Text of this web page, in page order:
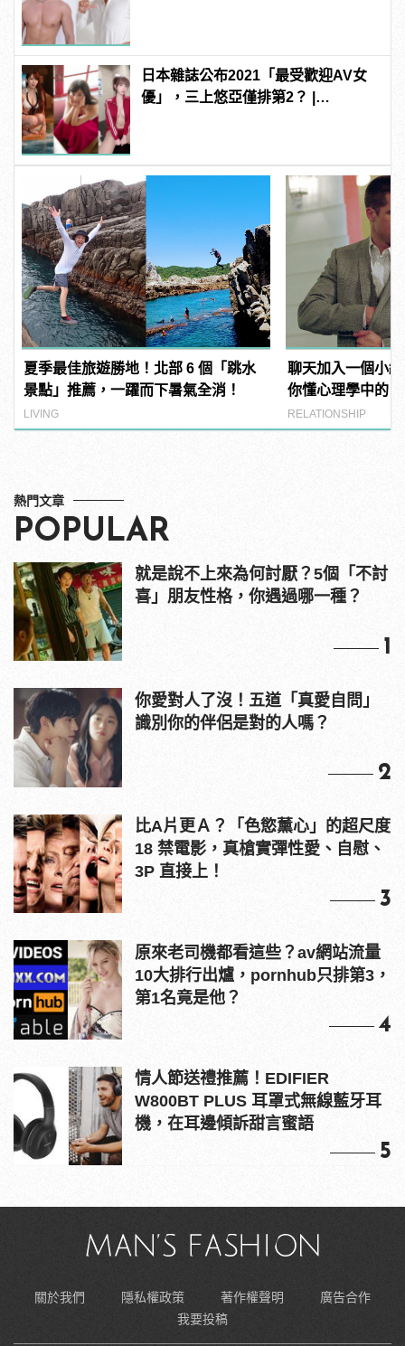
日本雜誌公布2021「最受歡迎AV女
優」，三上悠亞僅排第2？ |
夏季最佳旅遊勝地！北部 6 個「跳水
景點」推薦，一躍而下暑氣全消！
LIVING
聊天加入一個小
你懂心理學中的
RELATIONSHIP
熱門文章
POPULAR
就是說不上來為何討厭？5個「不討
喜」朋友性格，你遇過哪一種？
1
你愛對人了沒！五道「真愛自問」
識別你的伴侶是對的人嗎？
2
比A片更Ａ？「色慾薰心」的超尺度
18 禁電影，真槍實彈性愛、自慰、
3P 直接上！
3
原來老司機都看這些？av網站流量
10大排行出爐，pornhub只排第3，
第1名竟是他？
4
情人節送禮推薦！EDIFIER
W800BT PLUS 耳罩式無線藍牙耳
機，在耳邊傾訴甜言蜜語
5
關於我們 隱私權政策 著作權聲明
廣告合作
我要投稿